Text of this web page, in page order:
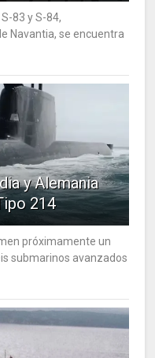
83 y S-84,
Navantia, se encuentra
y Alemania
214
próximamente un
submarinos avanzados